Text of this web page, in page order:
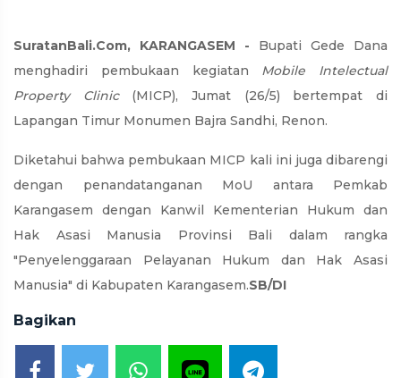
SuratanBali.Com, KARANGASEM - Bupati Gede Dana
menghadiri pembukaan kegiatan Mobile Intelectual
Property Clinic(MICP), Jumat (26/5) bertempat di
Lapangan Timur Monumen Bajra Sandhi, Renon.
Diketahui bahwa pembukaan MICP kali ini juga dibarengi
dengan penandatanganan MoU antara Pemkab
Karangasem dengan Kanwil Kementerian Hukum dan
Hak Asasi Manusia Provinsi Bali dalam rangka
"Penyelenggaraan Pelayanan Hukum dan Hak Asasi
Manusia" di Kabupaten Karangasem.SB/DI
Bagikan